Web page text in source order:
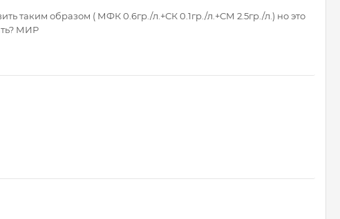
таким образом ( МФК 0.6гр./л.+СК 0.1гр./л.+СМ 2.5гр./л.) но это
МИР